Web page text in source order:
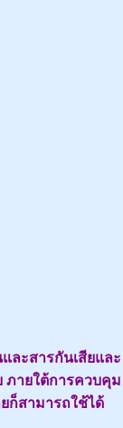
ละสารกันเสียและ
ภายใต้การควบคุม
ก็สามารถใช้ได้